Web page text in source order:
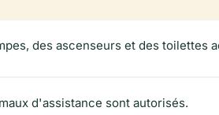
des ascenseurs et des toilettes
d'assistance sont autorisés.